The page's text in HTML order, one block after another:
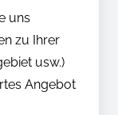
uns
zu Ihrer
usw.)
Angebot